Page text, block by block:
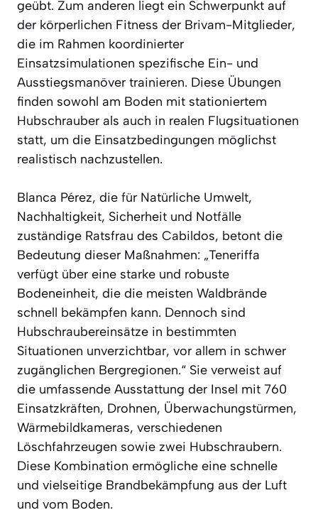
geübt. Zum anderen liegt ein Schwerpunkt auf
der körperlichen Fitness der Brivam-Mitglieder,
die im Rahmen koordinierter
Einsatzsimulationen spezifische Ein- und
Ausstiegsmanöver trainieren. Diese Übungen
finden sowohl am Boden mit stationiertem
Hubschrauber als auch in realen Flugsituationen
statt, um die Einsatzbedingungen möglichst
realistisch nachzustellen.
Blanca Pérez, die für Natürliche Umwelt,
Nachhaltigkeit, Sicherheit und Notfälle
zuständige Ratsfrau des Cabildos, betont die
Bedeutung dieser Maßnahmen: „Teneriffa
verfügt über eine starke und robuste
Bodeneinheit, die die meisten Waldbrände
schnell bekämpfen kann. Dennoch sind
Hubschraubereinsätze in bestimmten
Situationen unverzichtbar, vor allem in schwer
zugänglichen Bergregionen.“ Sie verweist auf
die umfassende Ausstattung der Insel mit 760
Einsatzkräften, Drohnen, Überwachungstürmen,
Wärmebildkameras, verschiedenen
Löschfahrzeugen sowie zwei Hubschraubern.
Diese Kombination ermögliche eine schnelle
und vielseitige Brandbekämpfung aus der Luft
und vom Boden.